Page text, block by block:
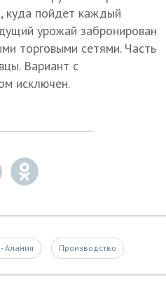
куда пойдет каждый
урожай забронирован
торговыми сетями. Часть
Вариант с
исключен.
Алания Производство